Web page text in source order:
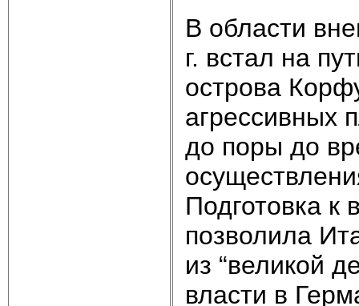
В области
г. встал на
острова
агрессивных
до поры до
Подготовка
позволила
из “великой
власти в